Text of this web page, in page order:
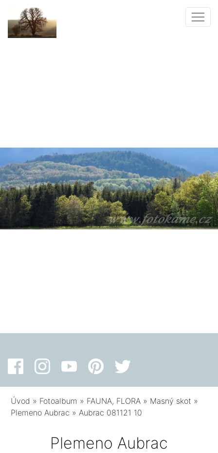
Úvod » Fotoalbum » FAUNA, FLORA » Masný skot »
Plemeno Aubrac »Aubrac 081121 10
Plemeno Aubrac